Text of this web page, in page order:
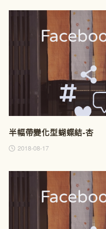
半幅帶變化型蝴蝶結-杏
2018-08-17